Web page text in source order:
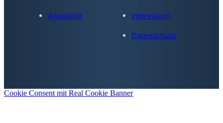
Angebote Impressum
Datenschutz
Cookie Consent mit Real Cookie Banner